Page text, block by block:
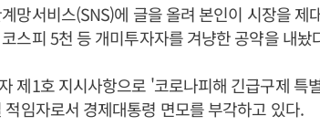
망서비스(SNS)에 글을 올려 본인이 시장을 제
스피 5천 등 개미투자자를 겨냥한 공약을 내놨
제1호 지시사항으로 '코로나피해 긴급구제 특
임자로서 경제대통령 면모를 부각하고 있다.